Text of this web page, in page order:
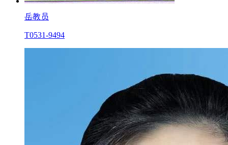
岳教员
T0531-9494